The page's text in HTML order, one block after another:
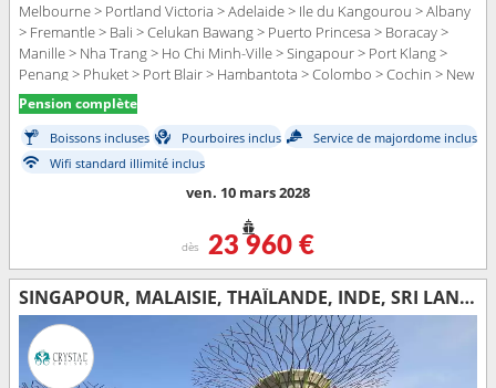
Melbourne > Portland Victoria > Adelaide > Ile du Kangourou > Albany
> Fremantle > Bali > Celukan Bawang > Puerto Princesa > Boracay >
Manille > Nha Trang > Ho Chi Minh-Ville > Singapour > Port Klang >
Penang > Phuket > Port Blair > Hambantota > Colombo > Cochin > New
Mangalore > Mormugao > Mumbai > Khasab > Abu Dhabi > Dubai
Pension complète
Boissons incluses Pourboires inclus
Service de majordome inclus
Wifi standard illimité inclus
ven. 10 mars 2028
dès 23 960 €
SINGAPOUR, MALAISIE, THAÏLANDE, INDE, SRI LANKA, OMAN, EMIRATS ARABES UNIS, ARABIE SAOUDITE, JORDANIE, EGYPTE, GRÈCE, ITALIE, MALTE, TUNISIE, ESPAGNE, PORTUGAL, ROYAUME-UNI, ÉTATS-UNIS